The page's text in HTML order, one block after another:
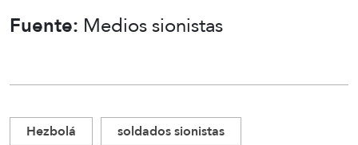
Fuente: Medios sionistas
Hezbolá soldados sionistas